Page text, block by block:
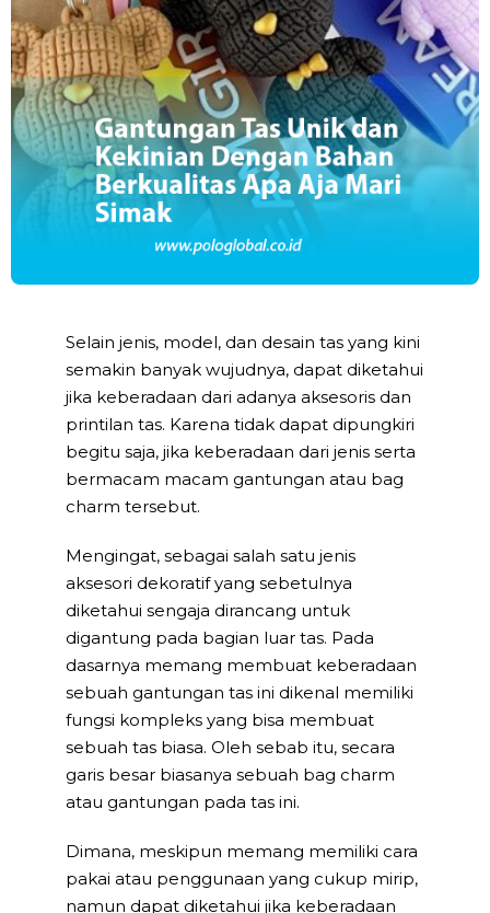
Selain jenis, model, dan desain tas yang kini
semakin banyak wujudnya, dapat diketahui
jika keberadaan dari adanya aksesoris dan
printilan tas. Karena tidak dapat dipungkiri
begitu saja, jika keberadaan dari jenis serta
bermacam macam gantungan atau bag
charm tersebut.
Mengingat, sebagai salah satu jenis
aksesori dekoratif yang sebetulnya
diketahui sengaja dirancang untuk
digantung pada bagian luar tas. Pada
dasarnya memang membuat keberadaan
sebuah gantungan tas ini dikenal memiliki
fungsi kompleks yang bisa membuat
sebuah tas biasa. Oleh sebab itu, secara
garis besar biasanya sebuah bag charm
atau gantungan pada tas ini.
Dimana, meskipun memang memiliki cara
pakai atau penggunaan yang cukup mirip,
namun dapat diketahui jika keberadaan